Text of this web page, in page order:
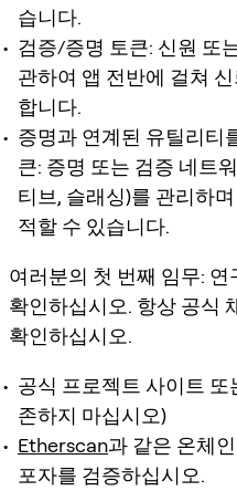
습니다.
검증/증명 토큰: 신원 또
관하여 앱 전반에 걸쳐
합니다.
증명과 연계된 유틸리티
큰: 증명 또는 검증 네트
티브, 슬래싱)를 관리하
적할 수 있습니다.
여러분의 첫 번째 임무: 연
확인하십시오. 항상 공식
확인하십시오.
공식 프로젝트 사이트 또
존하지 마십시오)
Etherscan과 같은 온체
포자를 검증하십시오.